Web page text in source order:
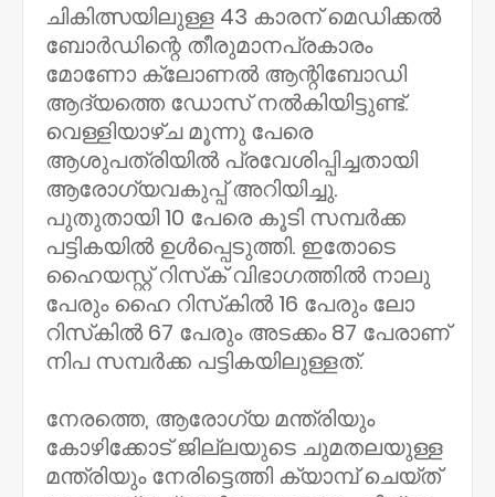
ചികിത്സയിലുള്ള 43 കാരന് മെഡിക്കല്‍
ബോര്‍ഡിന്റെ തീരുമാനപ്രകാരം
മോണോ ക്ലോണല്‍ ആന്റിബോഡി
ആദ്യത്തെ ഡോസ് നല്‍കിയിട്ടുണ്ട്.
വെള്ളിയാഴ്ച മൂന്നു പേരെ
ആശുപത്രിയില്‍ പ്രവേശിപ്പിച്ചതായി
ആരോഗ്യവകുപ്പ് അറിയിച്ചു.
പുതുതായി 10 പേരെ കൂടി സമ്പര്‍ക്ക
പട്ടികയില്‍ ഉള്‍പ്പെടുത്തി. ഇതോടെ
ഹൈയസ്റ്റ് റിസ്‌ക് വിഭാഗത്തില്‍ നാലു
പേരും ഹൈ റിസ്‌കില്‍ 16 പേരും ലോ
റിസ്‌കില്‍ 67 പേരും അടക്കം 87 പേരാണ്
നിപ സമ്പർക്ക പട്ടികയിലുള്ളത്.
നേരത്തെ, ആരോഗ്യ മന്ത്രിയും
കോഴിക്കോട് ജില്ലയുടെ ചുമതലയുള്ള
മന്ത്രിയും നേരിട്ടെത്തി ക്യാമ്പ് ചെയ്ത്